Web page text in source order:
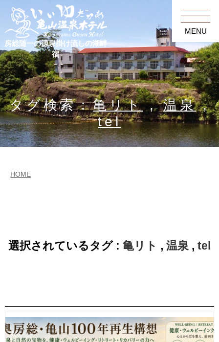
房総随一の源泉掛け流しの湖畔
宿
MENU
タグ検索：亀リト,温泉,
tel
HOME
選択されているタグ : 亀リト , 温泉 , tel